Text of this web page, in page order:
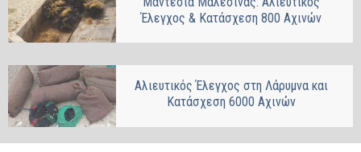
Έλεγχος & Κατάσχεση 800 Αχινών
Αλιευτικός Έλεγχος στη Λάρυμνα και
Κατάσχεση 6000 Αχινών